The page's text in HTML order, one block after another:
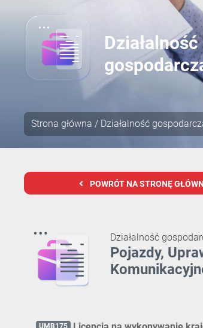
Działalność
Strona główna / Działalność
POWRÓT NA STRONĘ
Działalność
Pojazdy,
UMB175